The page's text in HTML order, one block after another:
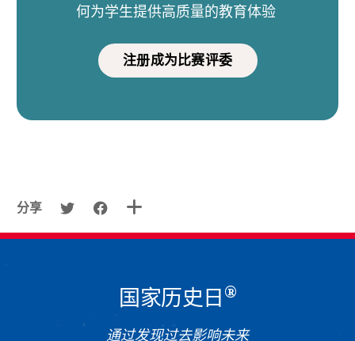
何为学生提供高质量的教育体验
注册成为比赛评委
分享
国家历史日 ®
通过发现过去影响未来